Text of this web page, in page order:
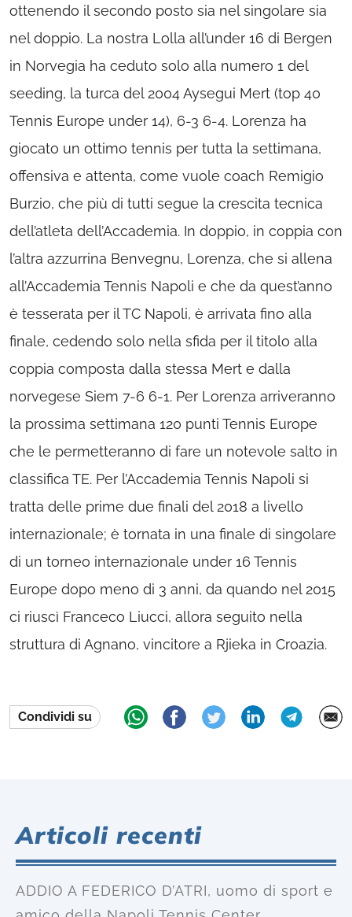
ottenendo il secondo posto sia nel singolare sia
nel doppio. La nostra Lolla all’under 16 di Bergen
in Norvegia ha ceduto solo alla numero 1 del
seeding, la turca del 2004 Aysegui Mert (top 40
Tennis Europe under 14), 6-3 6-4. Lorenza ha
giocato un ottimo tennis per tutta la settimana,
offensiva e attenta, come vuole coach Remigio
Burzio, che più di tutti segue la crescita tecnica
dell’atleta dell’Accademia. In doppio, in coppia con
l’altra azzurrina Benvegnu, Lorenza, che si allena
all’Accademia Tennis Napoli e che da quest’anno
è tesserata per il TC Napoli, è arrivata fino alla
finale, cedendo solo nella sfida per il titolo alla
coppia composta dalla stessa Mert e dalla
norvegese Siem 7-6 6-1. Per Lorenza arriveranno
la prossima settimana 120 punti Tennis Europe
che le permetteranno di fare un notevole salto in
classifica TE. Per l’Accademia Tennis Napoli si
tratta delle prime due finali del 2018 a livello
internazionale; è tornata in una finale di singolare
di un torneo internazionale under 16 Tennis
Europe dopo meno di 3 anni, da quando nel 2015
ci riuscì Franceco Liucci, allora seguito nella
struttura di Agnano, vincitore a Rjieka in Croazia.
Condividi su
Articoli recenti
ADDIO A FEDERICO D’ATRI, uomo di sport e